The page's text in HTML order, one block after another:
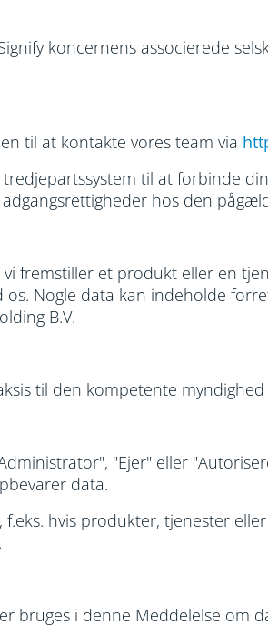
koncernens associerede
til at kontakte vores team via
til at forbinde
hos den
fremstiller et produkt eller en
Nogle data kan indeholde
B.V.
til den kompetente
"Ejer" eller
data.
hvis produkter, tjenester
bruges i denne Meddelelse om